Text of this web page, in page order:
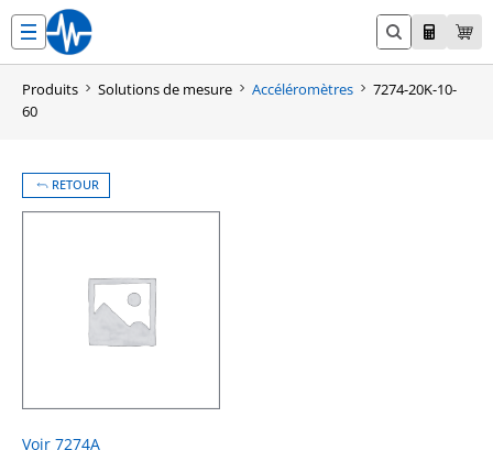
contenu
Produits Solutions de mesure Accéléromètres
7274-20K-10-
60
RETOUR
Voir 7274A